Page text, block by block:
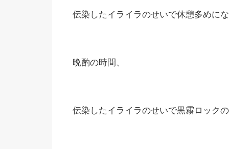
伝染したイライラのせいで休憩多めに
晩酌の時間、
伝染したイライラのせいで黒霧ロック